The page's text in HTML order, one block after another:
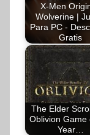
X-Men
Wolverine |
Para PC -
Gratis
The Elder
Oblivion Game
Year…